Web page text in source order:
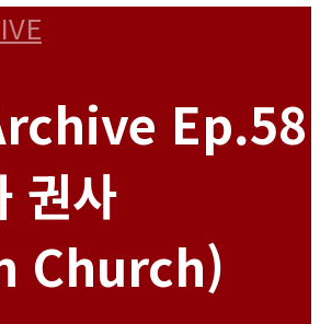
Ep.58
권사
Church)